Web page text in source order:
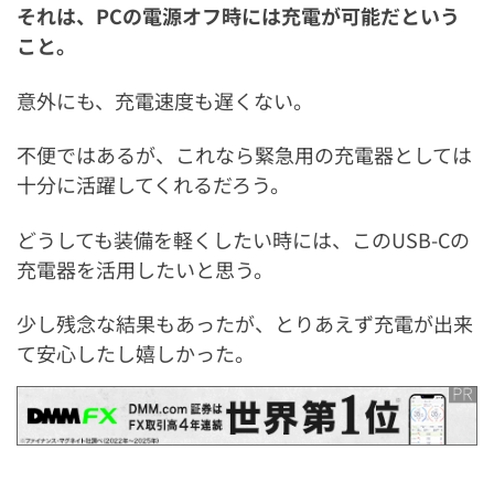
それは、PCの電源オフ時には充電が可能だという
こと。
意外にも、充電速度も遅くない。
不便ではあるが、これなら緊急用の充電器としては
十分に活躍してくれるだろう。
どうしても装備を軽くしたい時には、このUSB-Cの
充電器を活用したいと思う。
少し残念な結果もあったが、とりあえず充電が出来
て安心したし嬉しかった。